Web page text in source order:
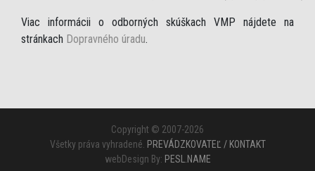
Viac informácii o odborných skúškach VMP nájdete na
stránkach Dopravného úradu.
Copyright © 2007-2026
Všetky práva vyhradené. PREVÁDZKOVATEĽ / KONTAKT
webDesign By: PESL.NAME